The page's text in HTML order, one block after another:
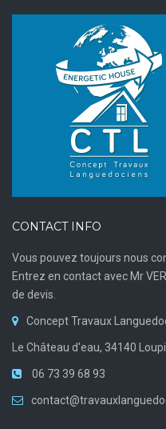
CONTACT INFO
Vous pouvez toujours nous
Entrez en contact avec Mr
de devis.
Concept Travaux
Le Château d'eau, 34140
06 73 39 68 93